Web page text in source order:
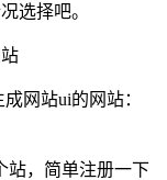
选择吧。
网站ui的网站：
站，简单注册一下